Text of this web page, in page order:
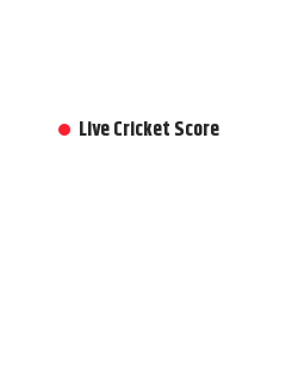
Live Cricket Score